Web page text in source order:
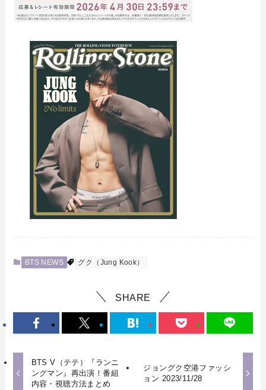
BTS NEWS グク（Jung Kook）
SHARE
BTS V（テテ）『ランニ
ングマン』再出演！番組
内容・視聴方法まとめ
ジョングク空港ファッシ
ョン 2023/11/28